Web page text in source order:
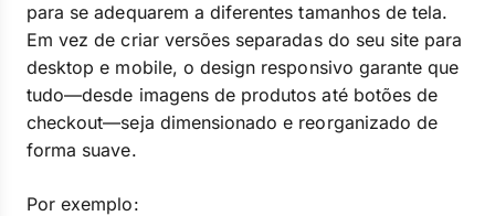
para se adequarem a diferentes tamanhos de tela.
Em vez de criar versões separadas do seu site para
desktop e mobile, o design responsivo garante que
tudo—desde imagens de produtos até botões de
checkout—seja dimensionado e reorganizado de
forma suave.
Por exemplo: